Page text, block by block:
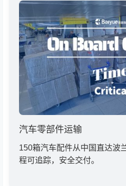
汽车零部件运输
150箱汽车配件从中国直达波
程可追踪，安全交付。